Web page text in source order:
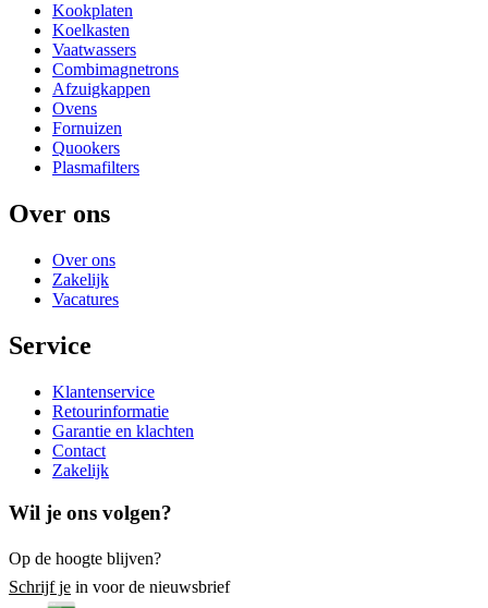
Kookplaten
Koelkasten
Vaatwassers
Combimagnetrons
Afzuigkappen
Ovens
Fornuizen
Quookers
Plasmafilters
Over ons
Over ons
Zakelijk
Vacatures
Service
Klantenservice
Retourinformatie
Garantie en klachten
Contact
Zakelijk
Wil je ons volgen?
Op de hoogte blijven?
Schrijf je in voor de nieuwsbrief